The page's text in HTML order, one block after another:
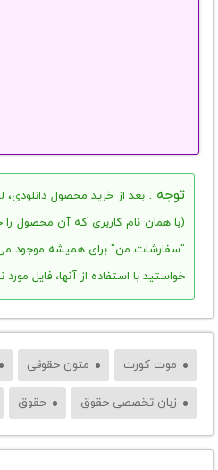
توجه : بعد از خرید محصول دانلودی،
(با همان نام کاربری که آن محصول
"سفارشات من" برای همیشه موجود
خواستید با استفاده از آنها، فایل مورد
موت کورت متون حقوقی
زبان تخصصی حقوق حقوق